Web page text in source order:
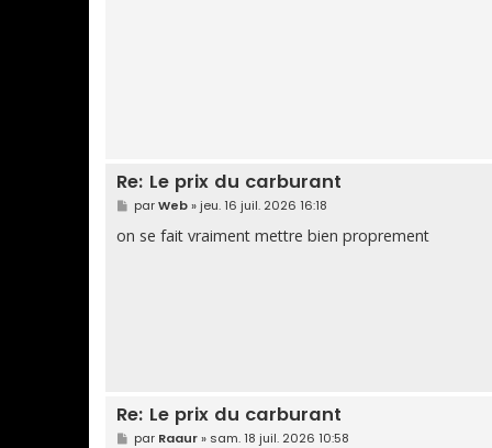
Re: Le prix du carburant
M
e
s
s
parWeb» jeu. 16 juil. 2026 16:18
on se fait vraiment mettre bien proprement
Re: Le prix du carburant
M
par Raaur» sam. 18 juil. 2026 10:58